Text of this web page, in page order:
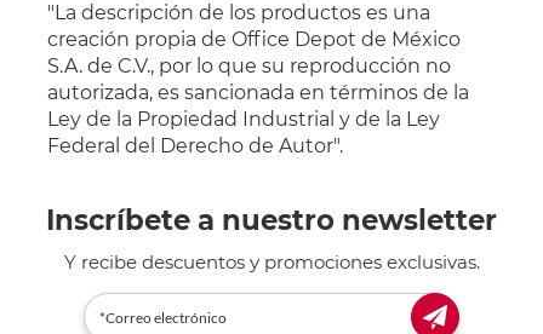
"La descripción de los productos es una
creación propia de Office Depot de México
S.A. de C.V., por lo que su reproducción no
autorizada, es sancionada en términos de la
Ley de la Propiedad Industrial y de la Ley
Federal del Derecho de Autor".
Inscríbete a nuestro newsletter
Y recibe descuentos y promociones exclusivas.